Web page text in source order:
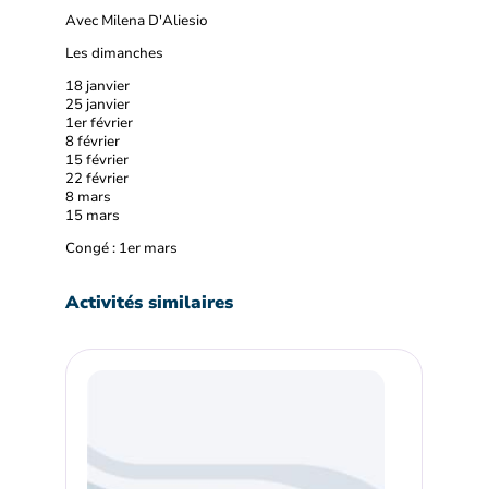
Avec Milena D'Aliesio
Les dimanches
18 janvier
25 janvier
1er février
8 février
15 février
22 février
8 mars
15 mars
Congé : 1er mars
Activités similaires